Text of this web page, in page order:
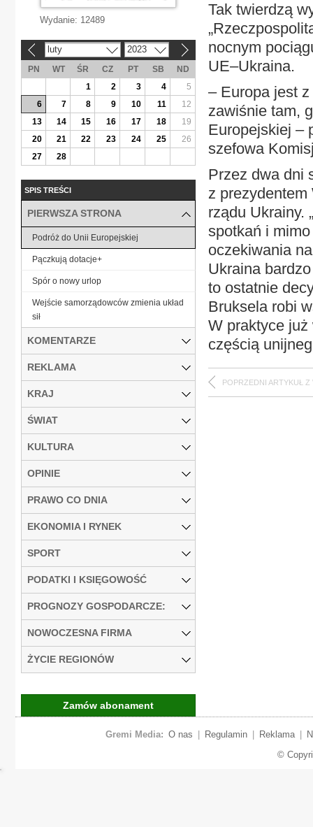
Tak twierdzą
nocnym
UE–Ukraina.
– Europa jest
zawiśnie tam,
Europejskiej –
szefowa
Przez dwa dni
z prezydentem
rządu Ukrainy.
spotkań i
oczekiwania
Ukraina
to ostatnie
Bruksela robi
W praktyce
częścią
POPRZEDNI ARTYKUŁ Z
Wydanie: 12489
luty 2023
PN WT ŚR CZ PT SB
ND
1
2 3 4
5
6
7 8 9 10 11
12
13
14 15 16 17 18
19
20
21 22 23 24 25
26
27
28
SPIS TREŚCI
PIERWSZA STRONA
Podróż do Unii Europejskiej
Pączkują dotacje+
Spór o nowy urlop
Wejście samorządowców zmienia układ
sił
KOMENTARZE
REKLAMA
KRAJ
ŚWIAT
KULTURA
OPINIE
PRAWO CO DNIA
EKONOMIA I RYNEK
SPORT
PODATKI I KSIĘGOWOŚĆ
PROGNOZY GOSPODARCZE:
NOWOCZESNA FIRMA
ŻYCIE REGIONÓW
Zamów abonament
Gremi Media: O nas Regulamin Reklama
©